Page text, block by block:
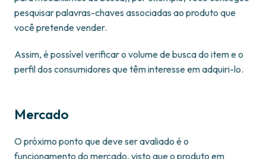
pesquisar palavras-chaves associadas ao produto que
você pretende vender.
Assim, é possível verificar o volume de busca do item e o
perfil dos consumidores que têm interesse em adquiri-lo.
Mercado
O próximo ponto que deve ser avaliado é o
funcionamento do mercado, visto que o produto em